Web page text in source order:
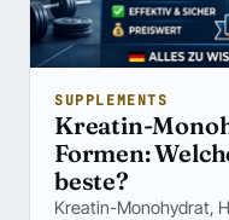
SUPPLEMENTS
Kreatin-
Formen:
beste?
Kreatin-Monohydrat,